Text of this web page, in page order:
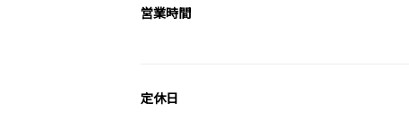
営業時間
定休日